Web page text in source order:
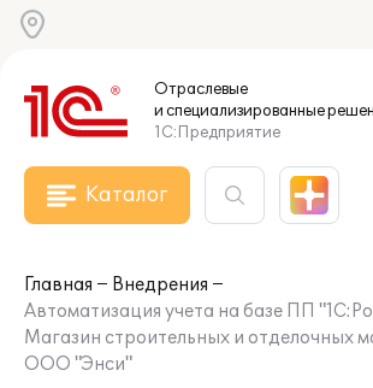
Отраслевые
и специализированные
1С:Предприятие
Каталог
Главная
Внедрения
Автоматизация учета на базе ПП
Магазин строительных и отделочных
ООО "Энси"